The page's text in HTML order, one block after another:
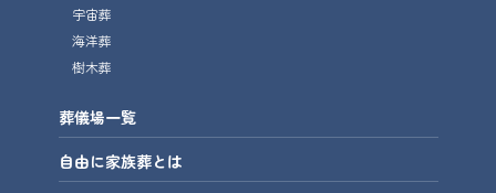
宇宙葬
海洋葬
樹木葬
葬儀場一覧
自由に家族葬とは